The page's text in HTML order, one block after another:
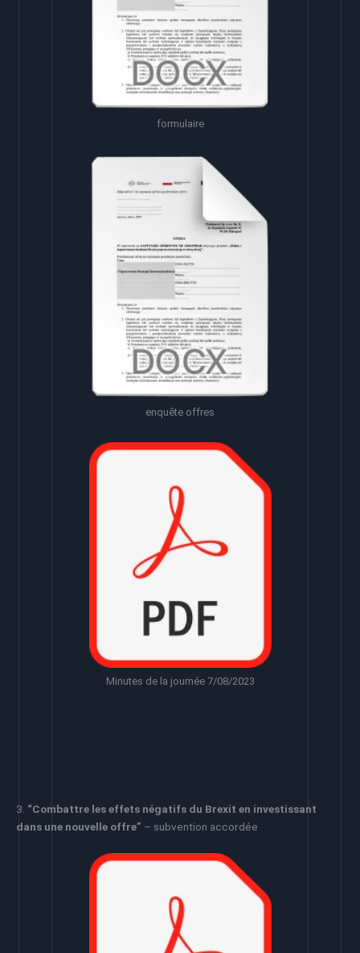
formulaire
enquête offres
Minutes de la journée 7/08/2023
3. “Combattre les effets négatifs du Brexit en investissant
dans une nouvelle offre” – subvention accordée